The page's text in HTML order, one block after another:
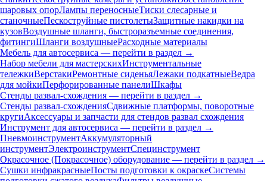
шаровых опорЛампы переносныеТиски слесарные и
станочныеПескоструйные пистолетыЗащитные накидки на
кузовВоздушные шланги, быстроразъемные соединения,
фитингиШланги воздушныеРасходные материалы
Мебель для автосервиса — перейти в раздел →
Набор мебели для мастерскихИнструментальные
тележкиВерстакиРемонтные сиденьяЛежаки подкатныеВедра
для мойкиПерфорированные панелиШкафы
Стенды развал-схождения — перейти в раздел →
Стенды развал-схожденияСдвижные платформы, поворотные
кругиАксессуары и запчасти для стендов развал схождения
Инструмент для автосервиса — перейти в раздел →
ПневмоинструментАккумуляторный
инструментЭлектроинструментСпецинструмент
Окрасочное (Покрасочное) оборудование — перейти в раздел →
Сушки инфракрасныеПосты подготовки к окраскеСистемы